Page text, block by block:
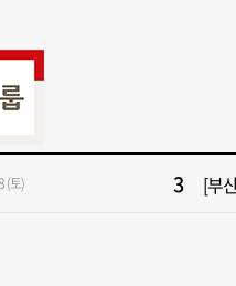
(토)
창
[
5 [부